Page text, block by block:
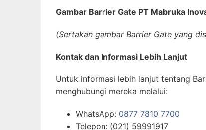
Gambar Barrier Gate PT Mabruka
(Sertakan gambar Barrier Gate yang
Kontak dan Informasi Lebih Lanjut
Untuk informasi lebih lanjut tentang
menghubungi mereka melalui:
WhatsApp: 0877 7810 7700
Telepon: (021) 59991917